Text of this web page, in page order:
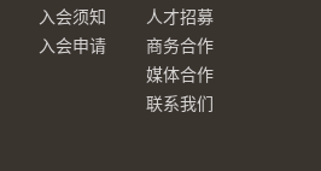
入会须知
入会申请
人才招募
商务合作
媒体合作
联系我们